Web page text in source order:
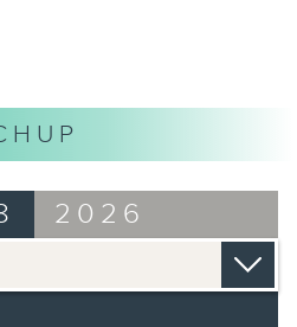
2026